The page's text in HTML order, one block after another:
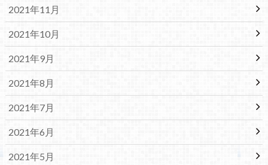
2021年11月
2021年10月
2021年9月
2021年8月
2021年7月
2021年6月
2021年5月